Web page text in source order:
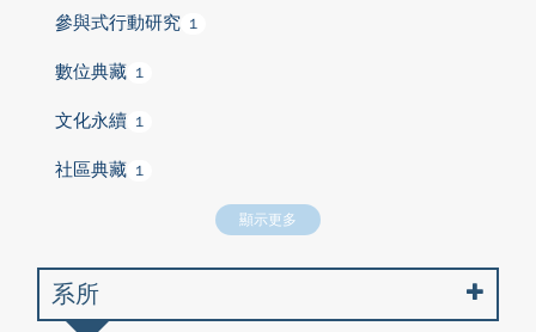
參與式行動研究 1
數位典藏 1
文化永續 1
社區典藏 1
顯示更多
系所